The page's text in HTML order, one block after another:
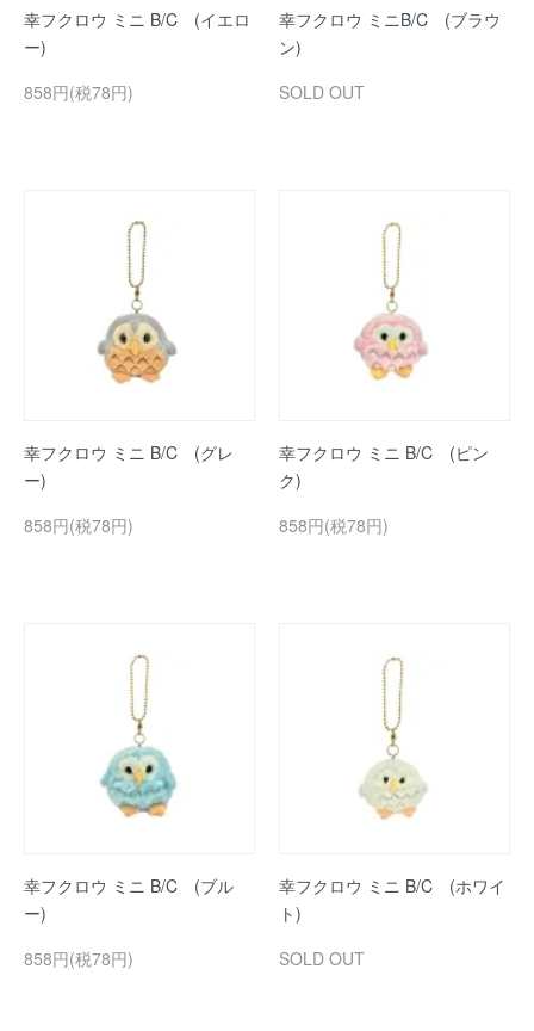
幸フクロウ ミニ B/C (イエロ
ー)
858円(税78円)
幸フクロウ ミニB/C (ブラウ
ン)
SOLD OUT
幸フクロウ ミニ B/C (グレ
ー)
858円(税78円)
幸フクロウ ミニ B/C (ピン
ク)
858円(税78円)
幸フクロウ ミニ B/C (ブル
ー)
858円(税78円)
幸フクロウ ミニ B/C (ホワイ
ト)
SOLD OUT